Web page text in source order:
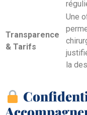
Transparence
& Tarifs
Une
la